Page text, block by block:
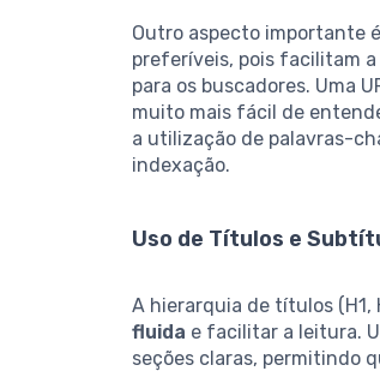
Outro aspecto importante
preferíveis, pois facilitam
para os buscadores. Uma
muito mais fácil de
a utilização de palavras-
indexação.
Uso de Títulos e
A hierarquia de títulos (H1,
fluida e facilitar a leitura.
seções claras, permitindo